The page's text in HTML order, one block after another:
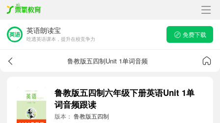
英语朗读宝
吃透英语课本，提升在校竞争力
免费下载
鲁教版五四制Unit 1单词音频
鲁教版五四制六年级下册英语Unit 1单
词音频跟读
版本： 鲁教版五四制